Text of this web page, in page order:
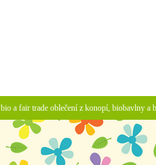
bio a fair trade oblečení z konopí, biobavlny a